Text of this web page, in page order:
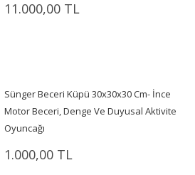
11.000,00 TL
Sünger Beceri Küpü 30x30x30 Cm- İnce
Motor Beceri, Denge Ve Duyusal Aktivite
Oyuncağı
1.000,00 TL